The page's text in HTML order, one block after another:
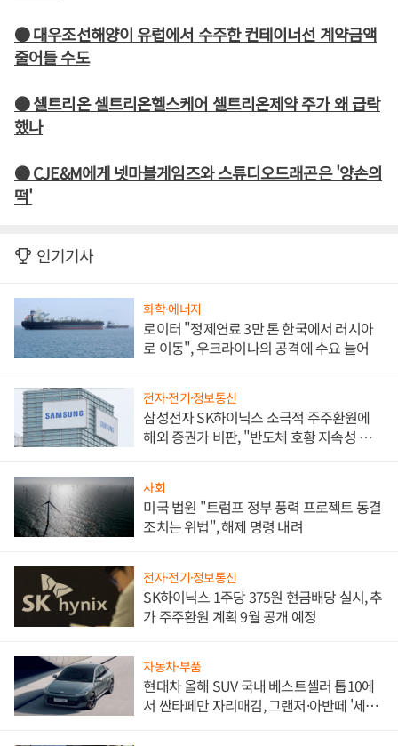
● 대우조선해양이 유럽에서 수주한 컨테이너선 계약금액
줄어들 수도
● 셀트리온 셀트리온헬스케어 셀트리온제약 주가 왜 급락
했나
● CJE&M에게 넷마블게임즈와 스튜디오드래곤은 '양손의
떡'
인기기사
화학·에너지
로이터 "정제연료 3만 톤 한국에서 러시아
로 이동", 우크라이나의 공격에 수요 늘어
전자·전기·정보통신
삼성전자 SK하이닉스 소극적 주주환원에
해외 증권가 비판, "반도체 호황 지속성 의
사회
미국 법원 "트럼프 정부 풍력 프로젝트 동결
조치는 위법", 해제 명령 내려
전자·전기·정보통신
SK하이닉스 1주당 375원 현금배당 실시, 추
가 주주환원 계획 9월 공개 예정
자동차·부품
현대차 올해 SUV 국내 베스트셀러 톱10에
서 싼타페만 자리매김, 그랜저·아반떼 '세단